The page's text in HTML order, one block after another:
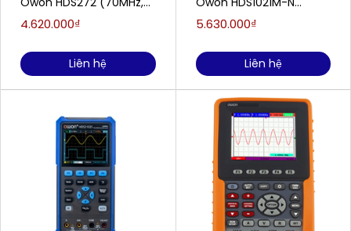
250 MS/s, 2 kênh)
4.620.000₫
Liên hệ
(20MHz, 500 MS/s, 1
5.630.000₫
Liên hệ